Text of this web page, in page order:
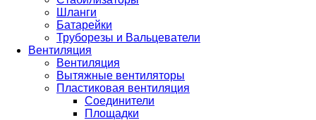
Шланги
Батарейки
Труборезы и Вальцеватели
Вентиляция
Вентиляция
Вытяжные вентиляторы
Пластиковая вентиляция
Соединители
Площадки